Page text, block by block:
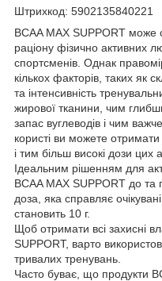
Штрихкод: 5902135840221
BCAA MAX SUPPORT може
раціону фізично активних
спортсменів. Однак
кількох факторів, таких як
та інтенсивність
жирової тканини, чим
запас вуглеводів і чим
користі ви можете
і тим більш високі дози цих
Ідеальним рішенням для
BCAA MAX SUPPORT до та
доза, яка справляє
становить 10 г.
Щоб отримати всі захисні
SUPPORT, варто
тривалих тренувань.
Часто буває, що продукти